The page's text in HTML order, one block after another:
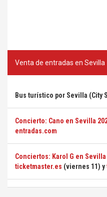
Venta de entradas en Sevilla
Bus turístico por Sevilla (City
Concierto: Cano en Sevilla
entradas.com
Conciertos: Karol G en Sevilla
ticketmaster.es (viernes 11) y